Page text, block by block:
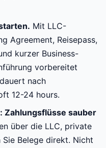
Mit LLC-
Agreement, Reisepass,
kurzer Business-
vorbereitet
nach
12-24 hours.
Zahlungsflüsse sauber
über die LLC, private
Belege direkt. Nicht